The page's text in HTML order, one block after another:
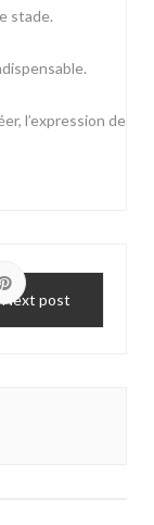
stade.
l’expression de
Next post